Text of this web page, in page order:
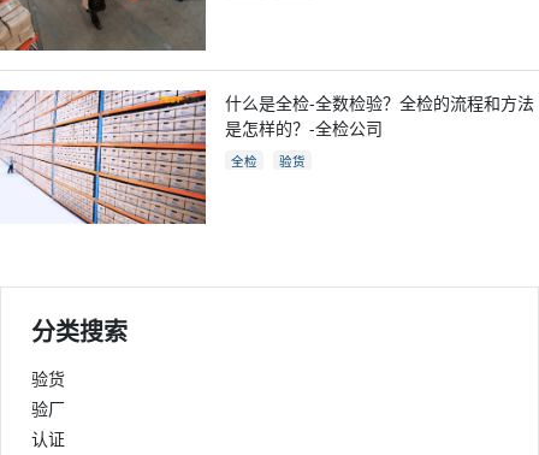
什么是全检-全数检验？全检的流程和方法
是怎样的？-全检公司
全检 验货
分类搜索
验货
验厂
认证